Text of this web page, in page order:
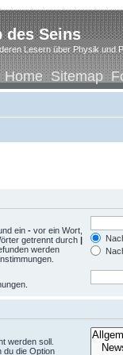
des Seins
Lesern über Physik und
Home Sitemap
ein - vor ein Wort,
getrennt durch |
werden
werden soll.
du die Option